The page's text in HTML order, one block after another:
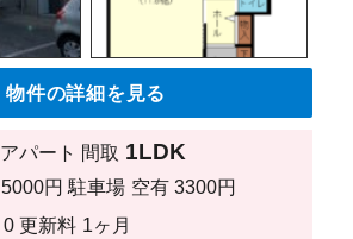
物件の詳細を見る
アパート 間取 1LDK
5000円 駐車場 空有 3300円
0 更新料 1ヶ月